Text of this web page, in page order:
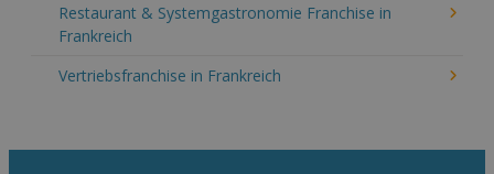
Restaurant & Systemgastronomie Franchise in
Frankreich
Vertriebsfranchise in Frankreich